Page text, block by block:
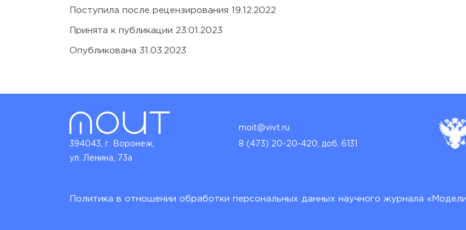
Поступила после рецензирования 19.12.2022
Принята к публикации 23.01.2023
Опубликована 31.03.2023
394043, г. Воронеж,
ул. Ленина, 73а
moit@vivt.ru
8 (473) 20-20-420, доб. 6131
Политика в отношении обработки персональных данных научного журнала